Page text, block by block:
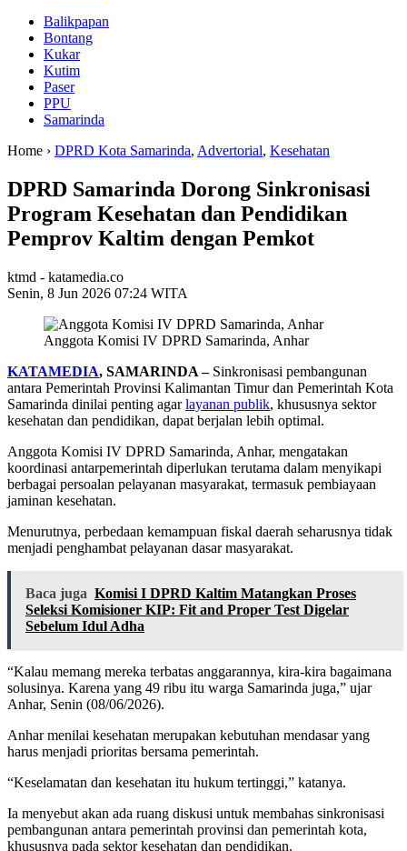
Balikpapan
Bontang
Kukar
Kutim
Paser
PPU
Samarinda
Home › DPRD Kota Samarinda, Advertorial, Kesehatan
DPRD Samarinda Dorong Sinkronisasi
Program Kesehatan dan Pendidikan
Pemprov Kaltim dengan Pemkot
ktmd - katamedia.co
Senin, 8 Jun 2026 07:24 WITA
Anggota Komisi IV DPRD Samarinda, Anhar
KATAMEDIA, SAMARINDA – Sinkronisasi pembangunan
antara Pemerintah Provinsi Kalimantan Timur dan Pemerintah Kota
Samarinda dinilai penting agarlayanan publik, khususnya sektor
kesehatan dan pendidikan, dapat berjalan lebih optimal.
Anggota Komisi IV DPRD Samarinda, Anhar, mengatakan
koordinasi antarpemerintah diperlukan terutama dalam menyikapi
berbagai persoalan pelayanan masyarakat, termasuk pembiayaan
jaminan kesehatan.
Menurutnya, perbedaan kemampuan fiskal daerah seharusnya tidak
menjadi penghambat pelayanan dasar masyarakat.
Baca juga Komisi I DPRD Kaltim Matangkan Proses
Seleksi Komisioner KIP: Fit and Proper Test Digelar
Sebelum Idul Adha
“Kalau memang mereka terbatas anggarannya, kira-kira bagaimana
solusinya. Karena yang 49 ribu itu warga Samarinda juga,” ujar
Anhar, Senin (08/06/2026).
Anhar menilai kesehatan merupakan kebutuhan mendasar yang
harus menjadi prioritas bersama pemerintah.
“Keselamatan dan kesehatan itu hukum tertinggi,” katanya.
Ia menyebut akan ada ruang diskusi untuk membahas sinkronisasi
pembangunan antara pemerintah provinsi dan pemerintah kota,
khususnya pada sektor kesehatan dan pendidikan.